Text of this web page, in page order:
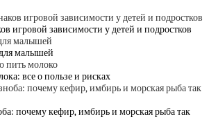
игровой зависимости у детей и подростков
малышей
все о пользе и рисках
почему кефир, имбирь и морская рыба так